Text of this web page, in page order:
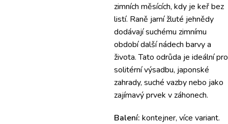
zimních měsících, kdy je keř bez
listí. Raně jarní žluté jehnědy
dodávají suchému zimnímu
období další nádech barvy a
života. Tato odrůda je ideální pro
solitérní výsadbu, japonské
zahrady, suché vazby nebo jako
zajímavý prvek v záhonech.
Balení: kontejner, více variant.